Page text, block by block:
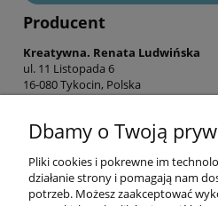
Producent
Kreatywna. Renata Ludwińska
ul. 11 Listopada 6
16-080 Tykocin, Polska
Dbamy o Twoją
Pliki cookies i pokrewne im
działanie strony i pomagają nam
potrzeb. Możesz zaakceptować